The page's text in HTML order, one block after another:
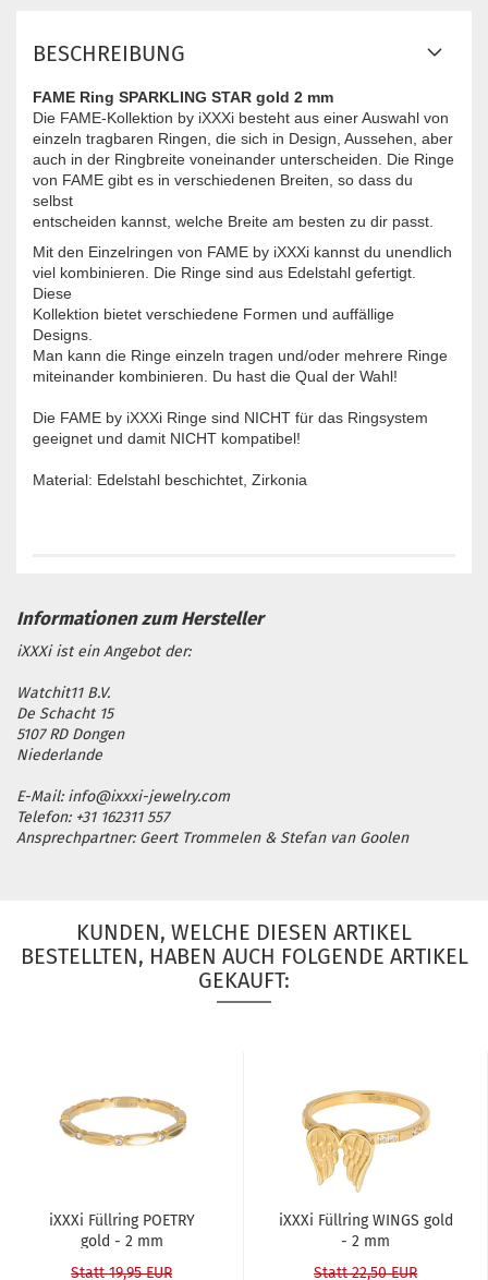
BESCHREIBUNG
FAME Ring SPARKLING STAR gold 2 mm
Die FAME-Kollektion by iXXXi besteht aus einer Auswahl von
einzeln tragbaren Ringen, die sich in Design, Aussehen, aber
auch in der Ringbreite voneinander unterscheiden. Die Ringe
von FAME gibt es in verschiedenen Breiten, so dass du
selbst
entscheiden kannst, welche Breite am besten zu dir passt.
Mit den Einzelringen von FAME by iXXXi kannst du unendlich
viel kombinieren. Die Ringe sind aus Edelstahl gefertigt.
Diese
Kollektion bietet verschiedene Formen und auffällige
Designs.
Man kann die Ringe einzeln tragen und/oder mehrere Ringe
miteinander kombinieren. Du hast die Qual der Wahl!
Die FAME by iXXXi Ringe sind NICHT für das Ringsystem
geeignet und damit NICHT kompatibel!
Material: Edelstahl beschichtet, Zirkonia
iXXXi ist ein Angebot der:
Watchit11 B.V.
De Schacht 15
5107 RD Dongen
Niederlande
E-Mail: info@ixxxi-jewelry.com
Telefon: +31 162311 557
Ansprechpartner: Geert Trommelen & Stefan van Goolen
KUNDEN, WELCHE DIESEN ARTIKEL
BESTELLTEN, HABEN AUCH FOLGENDE ARTIKEL
GEKAUFT:
iXXXi Füll­ring POE­TRY
gold - 2 mm
Statt 19,95 EUR
iXXXi Füll­ring WINGS gold
- 2 mm
Statt 22,50 EUR